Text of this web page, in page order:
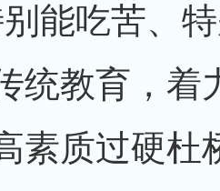
别能吃苦、
统教育，着
素质过硬杜